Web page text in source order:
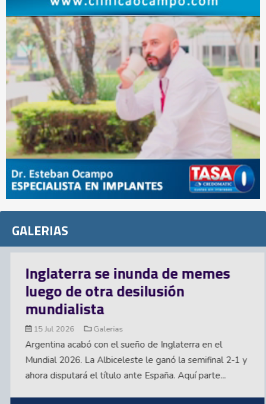
GALERIAS
Inglaterra se inunda de memes
luego de otra desilusión
mundialista
15 Jul 2026 Galerias
Argentina acabó con el sueño de Inglaterra en el
Mundial 2026. La Albiceleste le ganó la semifinal 2-1 y
ahora disputará el título ante España. Aquí parte...